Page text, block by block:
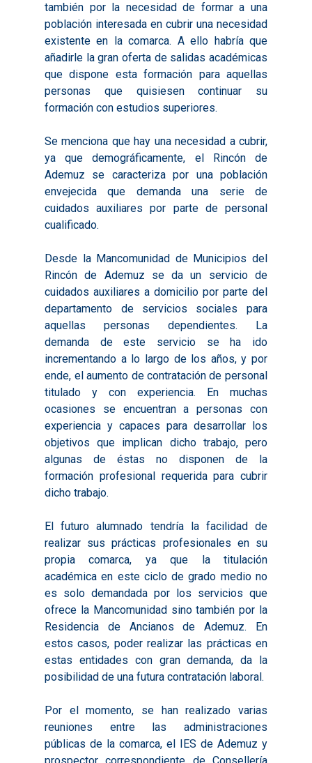
también por la necesidad de formar a una
población interesada en cubrir una necesidad
existente en la comarca. A ello habría que
añadirle la gran oferta de salidas académicas
que dispone esta formación para aquellas
personas que quisiesen continuar su
formación con estudios superiores.
Se menciona que hay una necesidad a cubrir,
ya que demográficamente, el Rincón de
Ademuz se caracteriza por una población
envejecida que demanda una serie de
cuidados auxiliares por parte de personal
cualificado.
Desde la Mancomunidad de Municipios del
Rincón de Ademuz se da un servicio de
cuidados auxiliares a domicilio por parte del
departamento de servicios sociales para
aquellas personas dependientes. La
demanda de este servicio se ha ido
incrementando a lo largo de los años, y por
ende, el aumento de contratación de personal
titulado y con experiencia. En muchas
ocasiones se encuentran a personas con
experiencia y capaces para desarrollar los
objetivos que implican dicho trabajo, pero
algunas de éstas no disponen de la
formación profesional requerida para cubrir
dicho trabajo.
El futuro alumnado tendría la facilidad de
realizar sus prácticas profesionales en su
propia comarca, ya que la titulación
académica en este ciclo de grado medio no
es solo demandada por los servicios que
ofrece la Mancomunidad sino también por la
Residencia de Ancianos de Ademuz. En
estos casos, poder realizar las prácticas en
estas entidades con gran demanda, da la
posibilidad de una futura contratación laboral.
Por el momento, se han realizado varias
reuniones entre las administraciones
públicas de la comarca, el IES de Ademuz y
Inicio
Presentación
Qué es Avalem
Misiones
Diagnósticos
Objetivos
Procesos de
Territorial
Necesidades
Formación Pactos
Otras Acciones:
2017
2018
2020
Publicaciones
2016
2018
2019
2021
2023
Resúmenes
Experimentales
Infografías
Infografías 2022
Infografías 2023
LABORA
Documentación
Audiovisuales
Información
ODS
Noticias
Actualidad
Boletines de Noticias
Contacto